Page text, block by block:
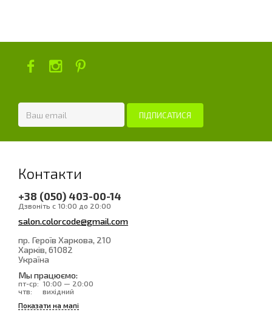
Контакти
+38 (050) 403-00-14
Дзвоніть с 10:00 до 20:00
salon.colorcode@gmail.com
пр. Героїв Харкова, 210
Харків, 61082
Україна
Мы працюємо:
пт-ср: 10:00 — 20:00
чтв:
вихідний
Показати на мапі